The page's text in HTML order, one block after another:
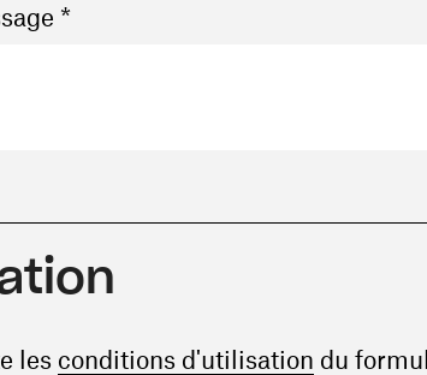
Votre message *
les conditions d'utilisation (ouvre